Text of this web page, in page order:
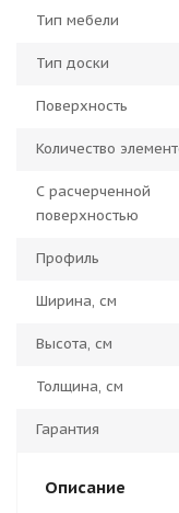
Тип мебели
Тип доски
Поверхность
Количество
С расчерченной
поверхностью
Профиль
Ширина, см
Высота, см
Толщина, см
Гарантия
Описание